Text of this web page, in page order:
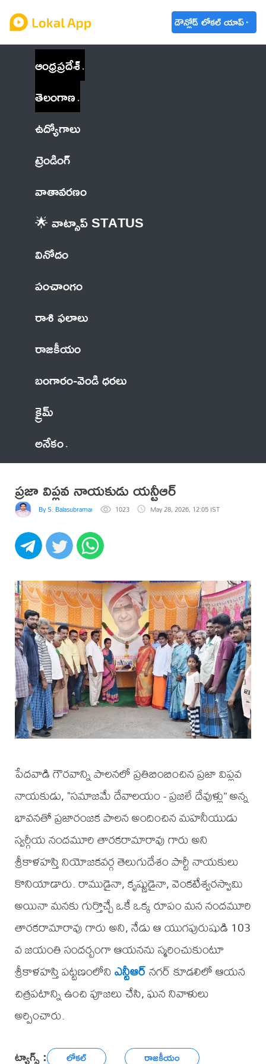
డౌన్లోడ్ లోకల్ యాప్
ఆంధ్రప్రదేశ్
తెలంగాణ
ఉద్యోగాలు
ట్రెండింగ్
వాతావరణం
🌟 వాట్సాప్ STATUS
వినోదం
పంచాంగం
రాశి ఫలాలు
రాజకీయం
బంగారం-వెండి ధరలు
క్రైమ్
అనేకం
ప్రజా విప్లవ నాయకుడు యన్టీఆర్‌
By S. Balasubramanyam 1023 May 28, 2026, 12:05 IST
పేదవాడి గౌరవాన్ని పాలనలో ప్రతిబింబించిన ప్రజా విప్లవ
నాయకుడు, "సమాజమే దేవాలయం - ప్రజలే దేవుళ్లు” అన్న
భావనతో ప్రజారంజక పాలన అందించిన మహనీయుడు
స్వర్గీయ నందమూరి తారకరామారావు గారు అని
శ్రీకాళహస్తి నియోజకవర్గ తెలుగుదేశం పార్టీ నాయకులు
కొనియాడారు. రాముడైనా, కృష్ణుడైనా, వెంకటేశ్వరస్వామి
అయినా మనకు గుర్తొచ్చే ఒకే ఒక్క రూపం మన నందమూరి
తారకరామారావు గారు అని, నేడు ఆ యుగపురుషుడి 103
వ జయంతి సందర్బంగా ఆయనను స్మరించుకుంటూ
శ్రీకాళహస్తి పట్టణంలోనిఎన్టీఆర్నగర్ కూడలిలో ఆయన
చిత్రపటాన్ని ఉంచి పూజలు చేసి, ఘన నివాళులు
అర్పించారు.
ట్యాగ్స్ : లోకల్ రాజకీయం